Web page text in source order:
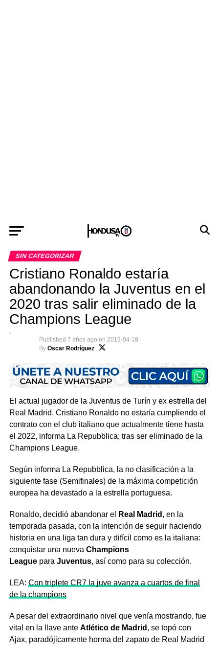
SIN CATEGORIZAR
Cristiano Ronaldo estaría
abandonando la Juventus en el
2020 tras salir eliminado de la
Champions League
Published 7 años ago on 2019-04-18
By Oscar Rodríguez
El actual jugador de la Juventus de Turín y ex estrella del
Real Madrid, Cristiano Ronaldo no estaría cumpliendo el
contrato con el club italiano que actualmente tiene hasta
el 2022, informa La Repubblica; tras ser eliminado de la
Champions League.
Según informa La Repubblica, la no clasificación a la
siguiente fase (Semifinales) de la máxima competición
europea ha devastado a la estrella portuguesa.
Ronaldo, decidió abandonar el Real Madrid , en la
temporada pasada, con la intención de seguir haciendo
historia en una liga tan dura y difícil como es la italiana:
conquistar una nueva Champions
Leaguepara Juventus, así como para su colección.
LEA: Con triplete CR7 la juve avanza a cuartos de final
de la champions
A pesar del extraordinario nivel que venía mostrando, fue
vital en la llave ante Atlético de Madrid , se topó con
Ajax, paradójicamente horma del zapato de Real Madrid